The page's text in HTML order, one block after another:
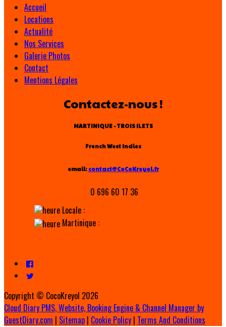
Accueil
Locations
Actualité
Nos Services
Galerie Photos
Contact
Mentions Légales
Contactez-nous !
MARTINIQUE - TROIS ILETS
French West Indies
email: contact@CoCoKreyol.fr
0 696 60 17 36
Locale :
Martinique :
Copyright © CocoKreyol 2026
Cloud Diary PMS, Website, Booking Engine & Channel Manager by
GuestDiary.com | Sitemap | Cookie Policy | Terms And Conditions